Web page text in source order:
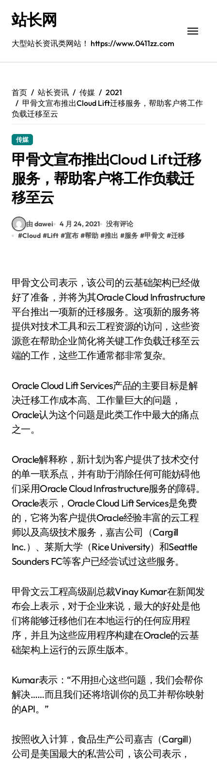
站长网
大型站长资讯类网站！ https://www.0411zz.com
首页 站长资讯 传媒
2021
甲骨文宣布推出Cloud Lift迁移服务，帮助客户将工作
负载迁移至云
传媒
甲骨文宣布推出Cloud Lift迁移
服务，帮助客户将工作负载迁
移至云
由 dawei 4 月 24, 2021
没有评论
#Cloud #Lift #宣布 #帮助 #推出 #服务 #甲骨文 #迁移
甲骨文公司表示，该公司的云基础架构已经做
好了准备，并将为其Oracle Cloud Infrastructure
平台推出一项新的迁移服务。这项新的服务将
提供对技术工具和云工程资源的访问，这些资
源意在帮助企业简化将关键工作负载迁移至云
端的工作，这些工作通常都非常复杂。
Oracle Cloud Lift Services产品的主要目标是解
决迁移工作成本高、工作量巨大的问题，
Oracle认为这个问题是此类工作中最大的痛点
之一。
Oracle解释称，新计划为客户提供了技术交付
的单一联系点，并有助于消除任何可能妨碍他
们采用Oracle Cloud Infrastructure服务的障碍。
Oracle表示，Oracle Cloud Lift Services是免费
的，它将为客户提供Oracle经验丰富的云工程
师以及高级技术服务，嘉吉公司（Cargill
Inc.）、莱斯大学（Rice University）和Seattle
Sounders FC等客户已经尝试过这些服务。
甲骨文云工程高级副总裁Vinay Kumar在新闻发
布会上表示，对于企业来说，最大的好处是他
们将能够迁移他们在本地运行的任何应用程
序，并且为这些应用程序构建在Oracle的云基
础架构上运行的云原生版本。
Kumar表示：“不用担心这些问题，我们会帮你
解决……而且我们还将培训你的员工并帮你映射
的API。”
按照收入计算，食品生产公司嘉吉（Cargill）
公司是美国最大的私营公司，该公司表示，